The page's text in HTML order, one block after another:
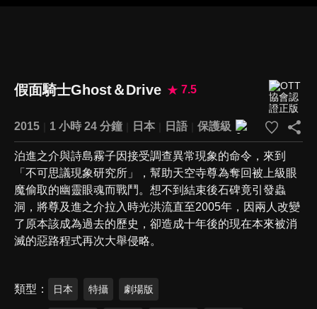
假面騎士Ghost＆Drive 7.5
2015 1 小時 24 分鐘 日本 日語 保護級
泊進之介與詩島霧子因接受調查異常現象的命令，來到
「不可思議現象研究所」，幫助天空寺尊為奪回被上級眼
魔偷取的幽靈眼魂而戰鬥。想不到結束後石碑竟引發蟲
洞，將尊及進之介拉入時光洪流直至2005年，因兩人改變
了原本該成為過去的歷史，卻造成十年後的現在本來被消
滅的惡路程式再次大舉侵略。
類型 日本 特攝 劇場版